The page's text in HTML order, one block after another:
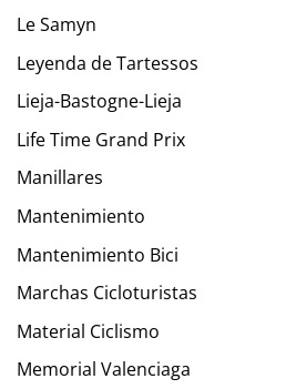
Le Samyn
Leyenda de Tartessos
Lieja-Bastogne-Lieja
Life Time Grand Prix
Manillares
Mantenimiento
Mantenimiento Bici
Marchas Cicloturistas
Material Ciclismo
Memorial Valenciaga